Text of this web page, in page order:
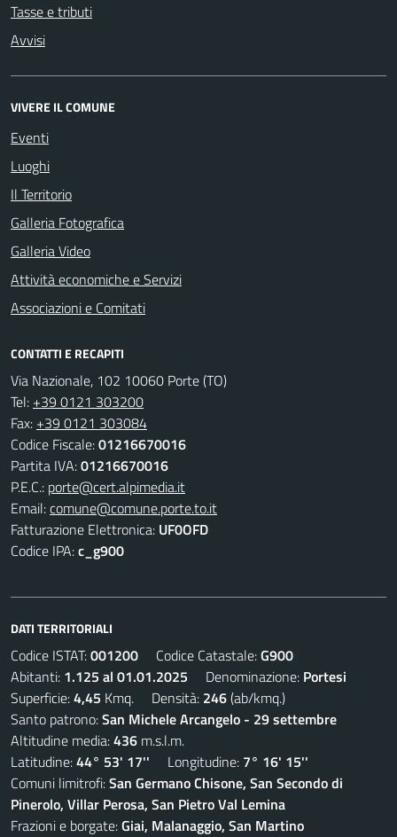
Tasse e tributi
Avvisi
VIVERE IL COMUNE
Eventi
Luoghi
Il Territorio
Galleria Fotografica
Galleria Video
Attività economiche e Servizi
Associazioni e Comitati
CONTATTI E RECAPITI
Via Nazionale, 102 10060 Porte (TO)
Tel: +39 0121 303200
Fax: +39 0121 303084
Codice Fiscale:01216670016
Partita IVA:01216670016
P.E.C.: porte@cert.alpimedia.it
Email:comune@comune.porte.to.it
Fatturazione Elettronica: UF0OFD
Codice IPA:c_g900
DATI TERRITORIALI
Codice ISTAT:001200 Codice Catastale:G900
Abitanti: 1.125 al 01.01.2025 Denominazione: Portesi
Superficie:4,45 Kmq. Densità: 246(ab/kmq.)
Santo patrono:San Michele Arcangelo - 29 settembre
Altitudine media:436 m.s.l.m.
Latitudine:44° 53' 17'' Longitudine: 7° 16' 15''
Comuni limitrofi:San Germano Chisone, San Secondo di
Pinerolo, Villar Perosa, San Pietro Val Lemina
Frazioni e borgate:Giai, Malanaggio, San Martino